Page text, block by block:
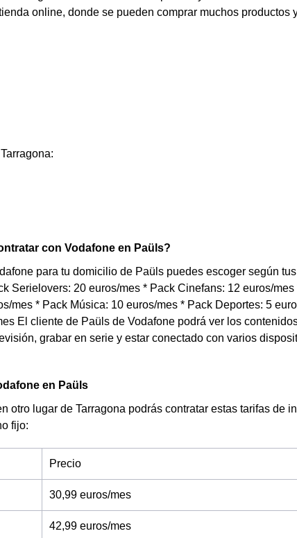
online, donde se pueden comprar muchos productos
con Vodafone en Paüls?
para tu domicilio de Paüls puedes escoger según tus
Serielovers: 20 euros/mes * Pack Cinefans: 12 euros/mes
mes * Pack Música: 10 euros/mes * Pack Deportes: 5
El cliente de Paüls de Vodafone podrá ver los
grabar en serie y estar conectado con varios
en Paüls
otro lugar de Tarragona podrás contratar estas tarifas de
fijo:
Precio
30,99 euros/mes
42,99 euros/mes